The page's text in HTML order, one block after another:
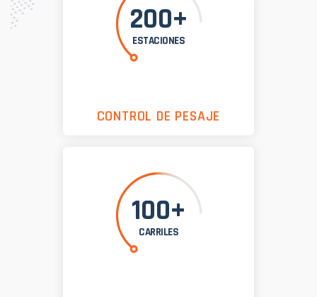
200+
ESTACIONES
CONTROL DE PESAJE
100+
CARRILES